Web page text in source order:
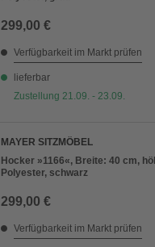
299,00 €
Verfügbarkeit im Markt prüfen
lieferbar
Zustellung 21.09. - 23.09.
MAYER SITZMÖBEL
Hocker »1166«, Breite: 40 cm,
Polyester, schwarz
299,00 €
Verfügbarkeit im Markt prüfen